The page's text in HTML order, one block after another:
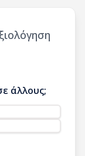
άλλους;